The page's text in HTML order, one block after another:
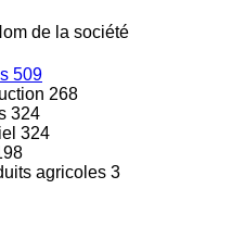
de la société
509
268
324
324
agricoles 3